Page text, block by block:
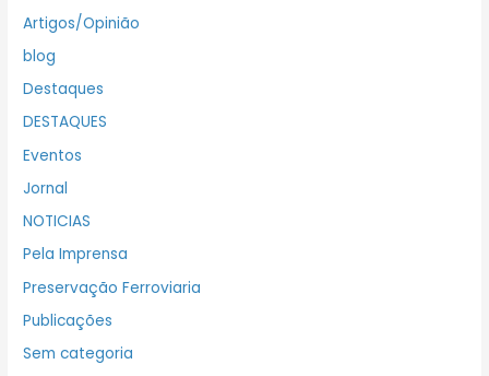
Artigos/Opinião
blog
Destaques
DESTAQUES
Eventos
Jornal
NOTICIAS
Pela Imprensa
Preservação Ferroviaria
Publicações
Sem categoria